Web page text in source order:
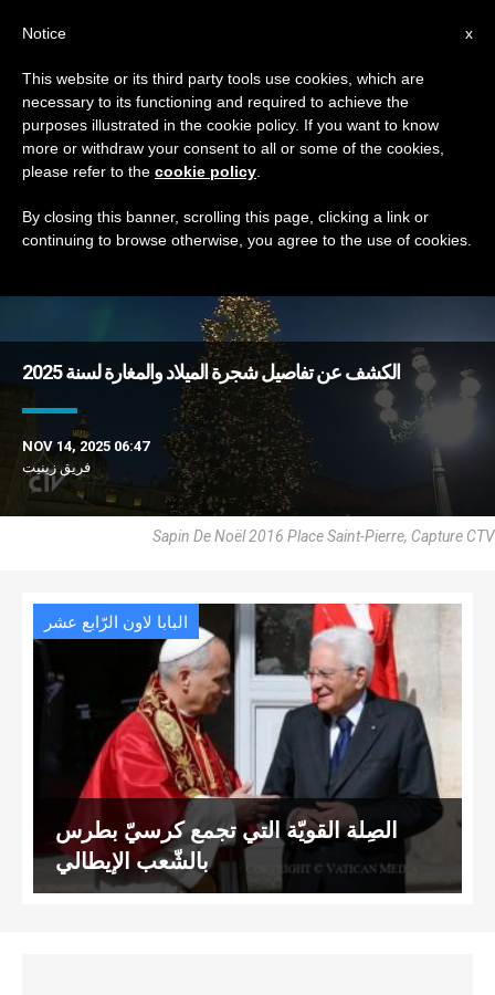
TAG
DERNIÈRES NOUVELLES
الكشف عن تفاصيل شجرة الميلاد والمغارة لسنة 2025
NOV 14, 2025 06:47
فريق زينيت
Sapin De Noël 2016 Place Saint-Pierre, Capture CTV
البابا لاون الرّابع عشر
الصِلة القويّة التي تجمع كرسيّ بطرس
بالشّعب الإيطالي
x
Notice
This website or its third party tools use cookies, which are
necessary to its functioning and required to achieve the
purposes illustrated in the cookie policy. If you want to know
more or withdraw your consent to all or some of the cookies,
please refer to the cookie policy
By closing this banner, scrolling this page, clicking a link or
continuing to browse otherwise, you agree to the use of cookies.